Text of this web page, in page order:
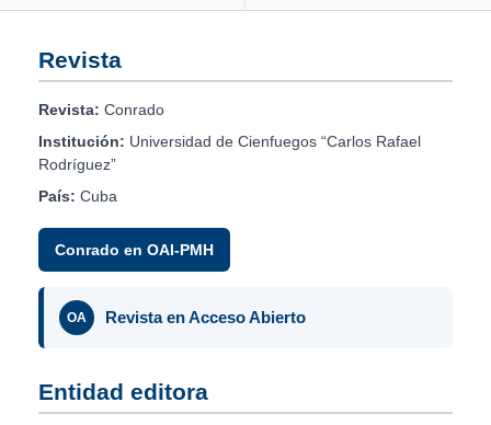
Revista
Revista: Conrado
Institución: Universidad de Cienfuegos “Carlos Rafael
Rodríguez”
País: Cuba
Conrado en OAI-PMH
OA Revista en Acceso Abierto
Entidad editora